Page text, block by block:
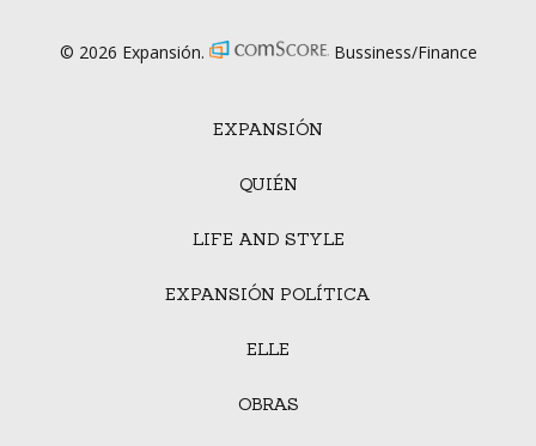
EXPANSIÓN
QUIÉN
LIFE AND STYLE
EXPANSIÓN POLÍTICA
ELLE
OBRAS
© 2026 Expansión. Bussiness/Finance